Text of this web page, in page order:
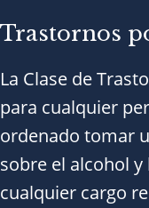
Trastornos
La Clase de
para cualquier
ordenado tomar
sobre el alcohol y
cualquier cargo